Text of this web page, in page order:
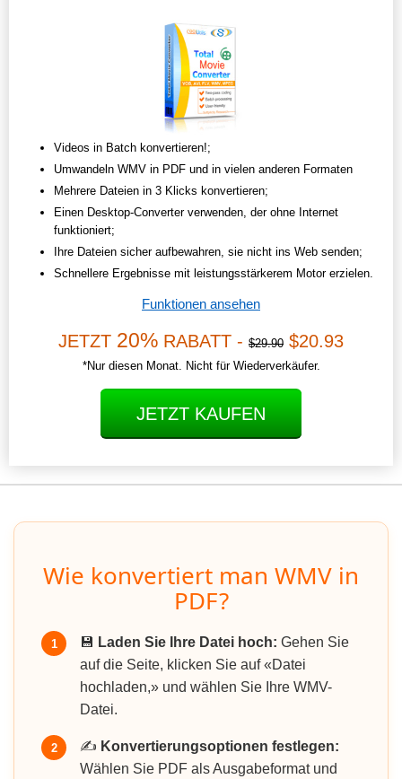
Videos in Batch konvertieren!;
Umwandeln WMV in PDF und in vielen anderen Formaten
Mehrere Dateien in 3 Klicks konvertieren;
Einen Desktop-Converter verwenden, der ohne Internet
funktioniert;
Ihre Dateien sicher aufbewahren, sie nicht ins Web senden;
Schnellere Ergebnisse mit leistungsstärkerem Motor erzielen.
Funktionen ansehen
JETZT 20% RABATT - $29.90 $20.93
*Nur diesen Monat. Nicht für Wiederverkäufer.
JETZT KAUFEN
Wie konvertiert man WMV in
PDF?
1 💾 Laden Sie Ihre Datei hoch: Gehen Sie
auf die Seite, klicken Sie auf «Datei
hochladen,» und wählen Sie Ihre WMV-
Datei.
2 ✍️ Konvertierungsoptionen festlegen:
Wählen Sie PDF als Ausgabeformat und